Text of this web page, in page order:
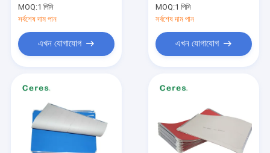
MOQ:1 পিসি
সর্বশেষ দাম পান
এখন যোগাযোগ
MOQ:1 পিসি
সর্বশেষ দাম পান
এখন যোগাযোগ